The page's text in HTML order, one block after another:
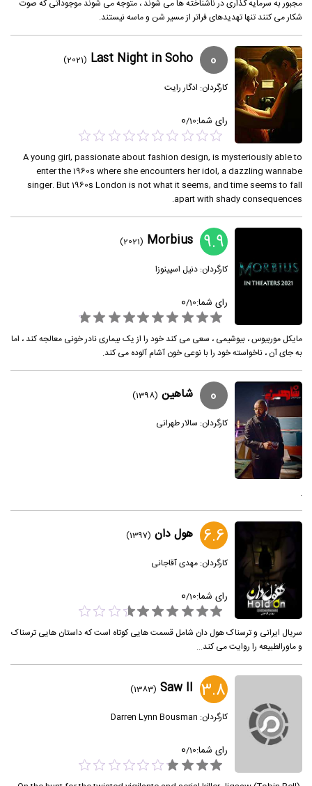
مجبور به سرمایه گذاری در ناشناخته ها می شوند ، متوجه می شوند موجوداتی که صوت
شکار می کنند تنها تهدیدهای فراتر از مسیر شن و ماسه نیستند.
0
Last Night in Soho
(2021)
کارگردان: ادگار رایت
رای شما: 0/10
A young girl, passionate about fashion design, is mysteriously able to
enter the 1960s where she encounters her idol, a dazzling wannabe
singer. But 1960s London is not what it seems, and time seems to fall
apart with shady consequences.
9.9
Morbius
(2021)
کارگردان:دنیل اسپینوزا
رای شما: 0/10
مایکل موربیوس ، بیوشیمی ، سعی می کند خود را از یک بیماری نادر خونی معالجه کند ، اما
به جای آن ، ناخواسته خود را با نوعی خون آشام آلوده می کند.
0 شاهین (1398)
کارگردان: سالار طهرانی
.
6.6 هول دان (1397)
کارگردان:مهدی آقاجانی
رای شما: 0/10
سریال ایرانی و ترسناک هول دان شامل قسمت هایی کوتاه است که داستان هایی ترسناک
و ماورالطبیعه را روایت می کند...
3.8
Saw II
(1383)
کارگردان: Darren Lynn Bousman
رای شما: 0/10